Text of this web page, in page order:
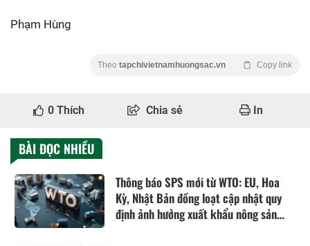
Phạm Hùng
Theo tapchivietnamhuongsac.vn Copy link
0 Thích Chia sẻ In
BÀI ĐỌC NHIỀU
Thông báo SPS mới từ WTO: EU, Hoa
Kỳ, Nhật Bản đồng loạt cập nhật quy
định ảnh hưởng xuất khẩu nông sản